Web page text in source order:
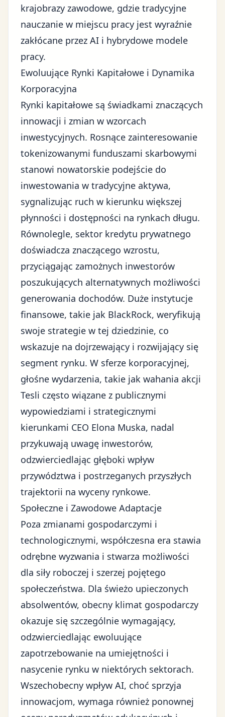
krajobrazy zawodowe, gdzie tradycyjne
nauczanie w miejscu pracy jest wyraźnie
zakłócane przez AI i hybrydowe modele
pracy.
Ewoluujące Rynki Kapitałowe i Dynamika
Korporacyjna
Rynki kapitałowe są świadkami znaczących
innowacji i zmian w wzorcach
inwestycyjnych. Rosnące zainteresowanie
tokenizowanymi funduszami skarbowymi
stanowi nowatorskie podejście do
inwestowania w tradycyjne aktywa,
sygnalizując ruch w kierunku większej
płynności i dostępności na rynkach długu.
Równolegle, sektor kredytu prywatnego
doświadcza znaczącego wzrostu,
przyciągając zamożnych inwestorów
poszukujących alternatywnych możliwości
generowania dochodów. Duże instytucje
finansowe, takie jak BlackRock, weryfikują
swoje strategie w tej dziedzinie, co
wskazuje na dojrzewający i rozwijający się
segment rynku. W sferze korporacyjnej,
głośne wydarzenia, takie jak wahania akcji
Tesli często wiązane z publicznymi
wypowiedziami i strategicznymi
kierunkami CEO Elona Muska, nadal
przykuwają uwagę inwestorów,
odzwierciedlając głęboki wpływ
przywództwa i postrzeganych przyszłych
trajektorii na wyceny rynkowe.
Społeczne i Zawodowe Adaptacje
Poza zmianami gospodarczymi i
technologicznymi, współczesna era stawia
odrębne wyzwania i stwarza możliwości
dla siły roboczej i szerzej pojętego
społeczeństwa. Dla świeżo upieczonych
absolwentów, obecny klimat gospodarczy
okazuje się szczególnie wymagający,
odzwierciedlając ewoluujące
zapotrzebowanie na umiejętności i
nasycenie rynku w niektórych sektorach.
Wszechobecny wpływ AI, choć sprzyja
innowacjom, wymaga również ponownej